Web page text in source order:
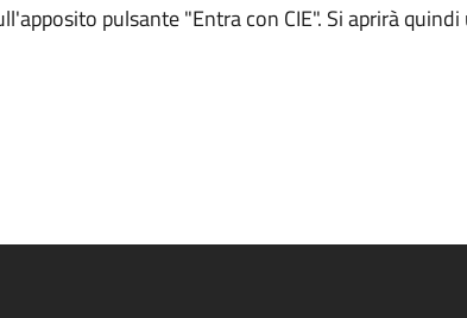
pulsante "Entra con CIE". Si aprirà